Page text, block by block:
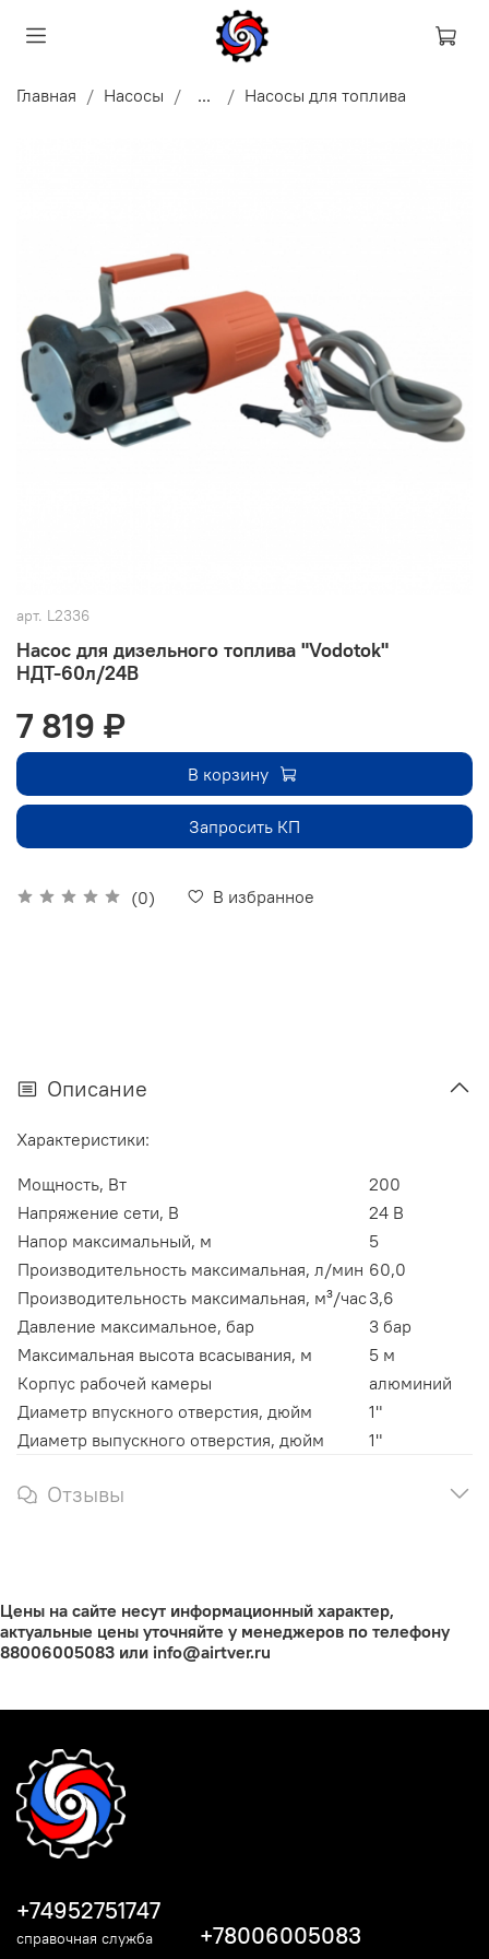
Главная Насосы ... Насосы для топлива
арт. L2336
Насос для дизельного топлива "Vodotok"
НДТ-60л/24В
(0) В избранное
7 819 ₽
В корзину
Запросить КП
Описание
Характеристики:
Мощность, Вт
200
Напряжение сети, В
24 В
Напор максимальный, м
5
Производительность максимальная, л/мин 60,0
Производительность максимальная, м³/час3,6
Давление максимальное, бар
3 бар
Максимальная высота всасывания, м
5 м
Корпус рабочей камеры
алюминий
Диаметр впускного отверстия, дюйм
1"
Диаметр выпускного отверстия, дюйм
1"
Отзывы
Цены на сайте несут информационный характер,
актуальные цены уточняйте у менеджеров по телефону
88006005083 или info@airtver.ru
+74952751747
справочная служба +78006005083